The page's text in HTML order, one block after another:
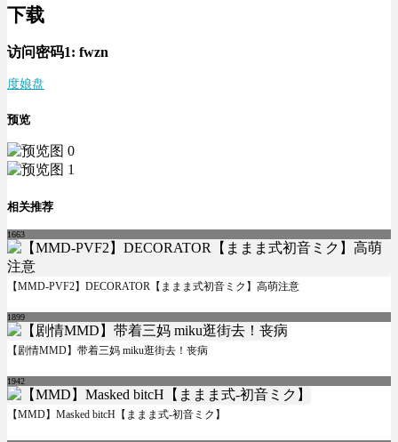
下载
访问密码1: fwzn
度娘盘
预览
相关推荐
1663
【MMD-PVF2】DECORATOR【ままま式初音ミク】高萌注意
1899
【剧情MMD】带着三妈 miku逛街去！丧病
1942
【MMD】Masked bitcH【ままま式-初音ミク】